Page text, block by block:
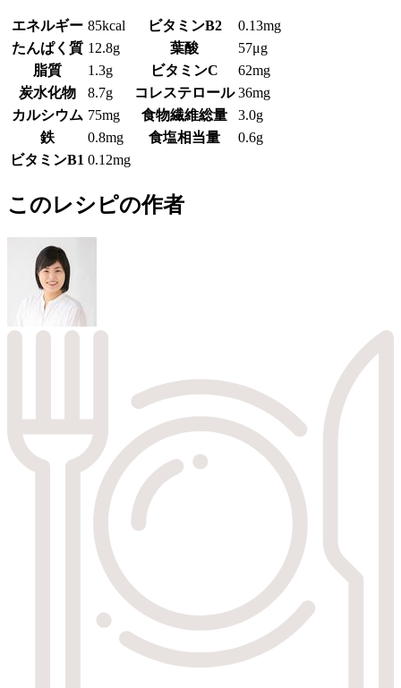
エネルギー 85kcal ビタミンB2
0.13mg
たんぱく質 12.8g 葉酸
57μg
脂質
1.3g ビタミンC
62mg
炭水化物
8.7g コレステロール 36mg
カルシウム 75mg 食物繊維総量
3.0g
鉄
0.8mg 食塩相当量
0.6g
ビタミンB1 0.12mg
このレシピの作者